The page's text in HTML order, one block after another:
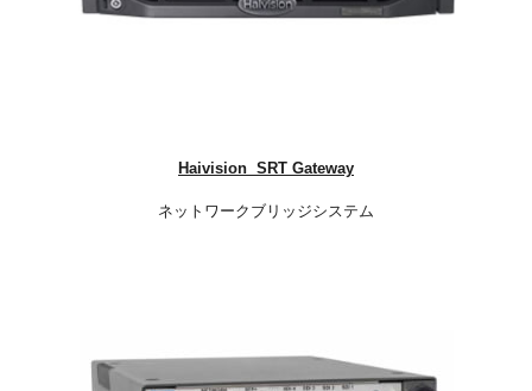
​Haivision SRT Gateway
ネットワークブリッジシステム​